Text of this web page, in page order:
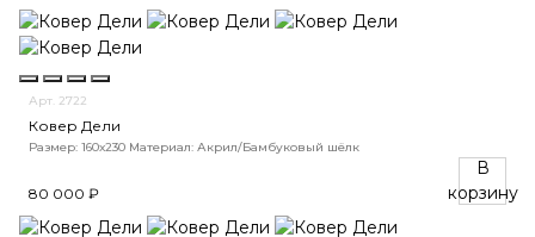
Арт. 2722
Ковер Дели
Размер: 160х230 Материал: Акрил/Бамбуковый шёлк
80 000 ₽
В
корзину